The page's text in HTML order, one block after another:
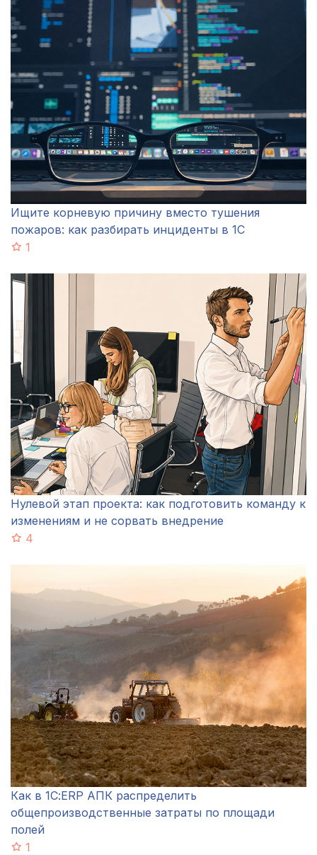
Ищите корневую причину вместо тушения
пожаров: как разбирать инциденты в 1С
1
Нулевой этап проекта: как подготовить команду к
изменениям и не сорвать внедрение
4
Как в 1С:ERP АПК распределить
общепроизводственные затраты по площади
полей
1